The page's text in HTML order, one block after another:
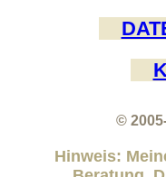
©
Hinweis: